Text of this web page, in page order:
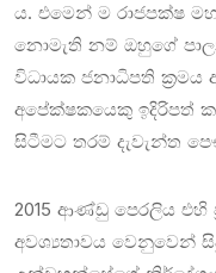
ය. එමෙන් ම රාජපක්ෂ
නොමැති නම් ඔහුගේ
විධායක ජනාධිපති
අපේක්ෂකයෙකු ඉදිරිපත්
සිටීමට තරම් දැවැන්ත
2015 ආණ්ඩු පෙරලිය එහි
අවශ්‍යතාවය වෙනුවෙන්